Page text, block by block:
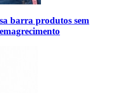
barra produtos sem